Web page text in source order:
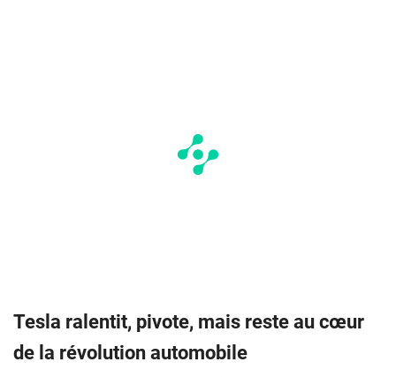
Tesla ralentit, pivote, mais reste au cœur
de la révolution automobile